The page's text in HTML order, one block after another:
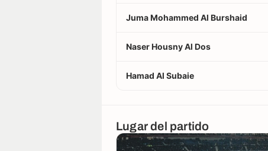
Juma Mohammed Al Burshaid
Naser Housny Al Dos
Hamad Al Subaie
Lugar del partido